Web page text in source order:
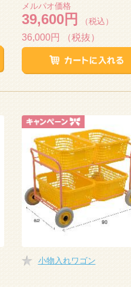
メルパオ価格
39,600円 （税込）
36,000円 （税抜）
小物入れワゴン